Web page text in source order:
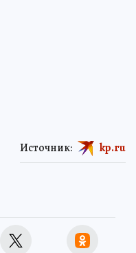
Источник: kp.ru